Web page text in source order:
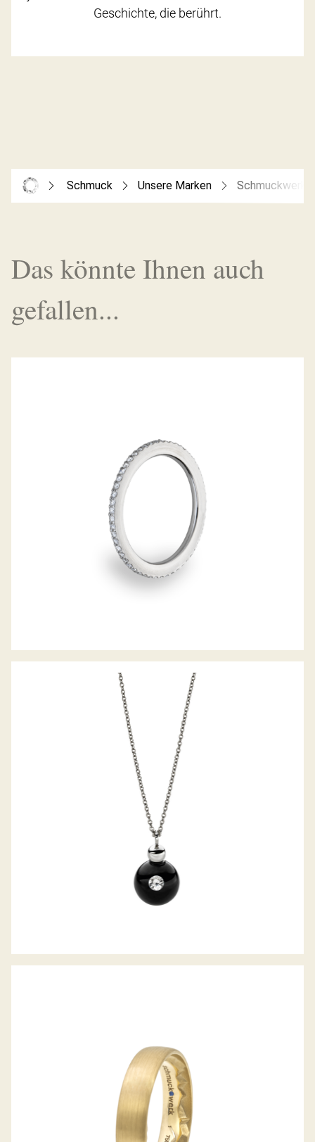
Geschichte, die berührt.
Schmuck Unsere Marken Schmuckwerk
Das könnte Ihnen auch
gefallen...
MEMOIRERING ALPEN
DIAMANTCOLLIER GLASKLAR
ALPENRING